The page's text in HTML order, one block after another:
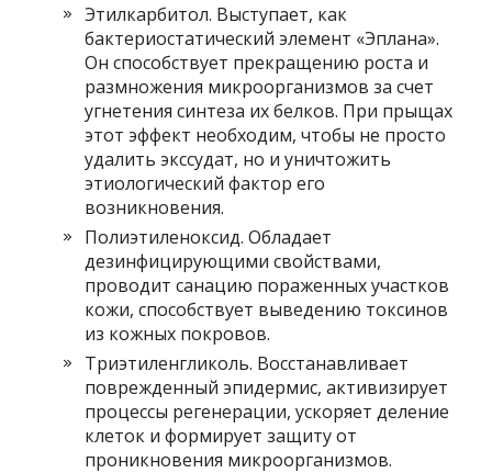
Этилкарбитол. Выступает, как
бактериостатический элемент «Эплана».
Он способствует прекращению роста и
размножения микроорганизмов за счет
угнетения синтеза их белков. При прыщах
этот эффект необходим, чтобы не просто
удалить экссудат, но и уничтожить
этиологический фактор его
возникновения.
Полиэтиленоксид. Обладает
дезинфицирующими свойствами,
проводит санацию пораженных участков
кожи, способствует выведению токсинов
из кожных покровов.
Триэтиленгликоль. Восстанавливает
поврежденный эпидермис, активизирует
процессы регенерации, ускоряет деление
клеток и формирует защиту от
проникновения микроорганизмов.